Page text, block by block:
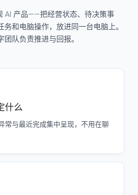
AI 产品——把经营状态、待决策事
和电脑操作，放进同一台电脑上。
队负责推进与回报。
什么
常与最近完成集中呈现，不用在聊